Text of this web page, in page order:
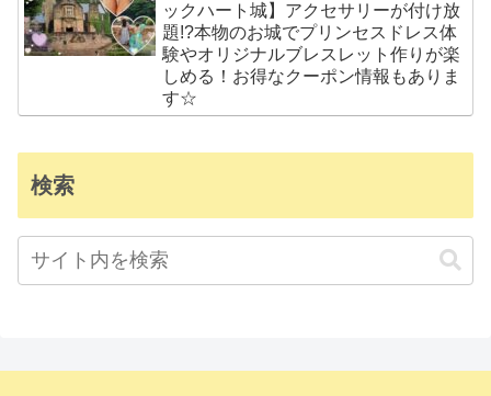
ックハート城】アクセサリーが付け放
題!?本物のお城でプリンセスドレス体
験やオリジナルブレスレット作りが楽
しめる！お得なクーポン情報もありま
す☆
検索